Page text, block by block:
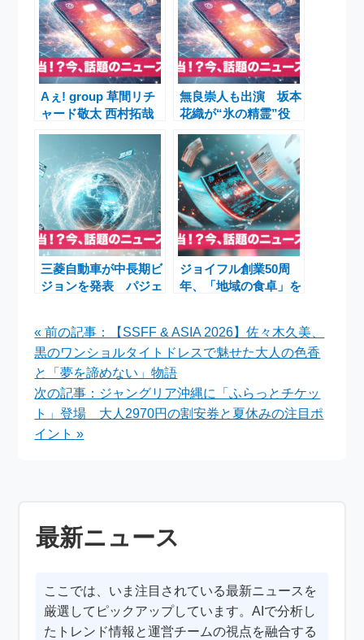
Aぇ! group 草間リチ
ャード敬太 西村拓哉
グランピング満喫 マ
ユリカ 室龍太 ゴール
デンホリデぇ！
無良崇人も出演 坂本
花織が“氷の精霊”役
を務める『刀剣乱舞 –
ICE BLADE -』出演者
発表
三菱自動車が中長期ビ
ジョンを発表 パジェ
ジョイフル創業50周
年、「地域の食卓」を
月20日開始
« 前の記事：【SSFF & ASIA 2026】佐々木久美、
黒のワンショルタイトドレスで魅せた大人の色香
と「夢を諦めない」物語
次の記事：ジャングリア沖縄に「ふらっとチケッ
ト」登場 大人2970円の割安券と夏休みの注目ポ
イント »
最新ニュース
ここでは、いま注目されている最新ニュースを
厳選してピックアップしています。AIで分析し
たトレンド情報と運営チームの視点を融合する